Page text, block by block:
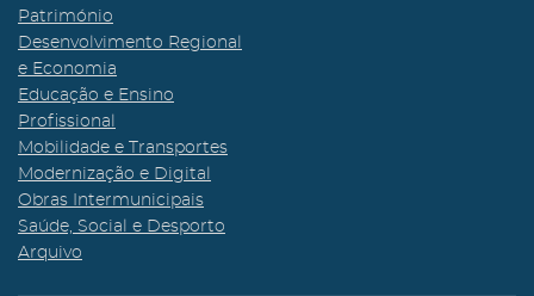
Património
Desenvolvimento Regional
e Economia
Educação e Ensino
Profissional
Mobilidade e Transportes
Modernização e Digital
Obras Intermunicipais
Saúde, Social e Desporto
Arquivo